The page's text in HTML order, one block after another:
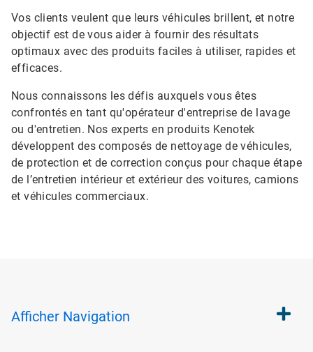
Vos clients veulent que leurs véhicules brillent, et notre
objectif est de vous aider à fournir des résultats
optimaux avec des produits faciles à utiliser, rapides et
efficaces.
Nous connaissons les défis auxquels vous êtes
confrontés en tant qu'opérateur d'entreprise de lavage
ou d'entretien. Nos experts en produits Kenotek
développent des composés de nettoyage de véhicules,
de protection et de correction conçus pour chaque étape
de l’entretien intérieur et extérieur des voitures, camions
et véhicules commerciaux.
Afficher Navigation